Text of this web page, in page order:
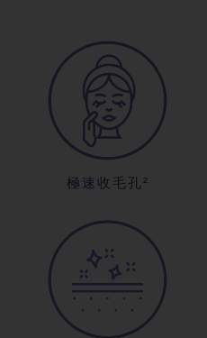
極速收毛孔²